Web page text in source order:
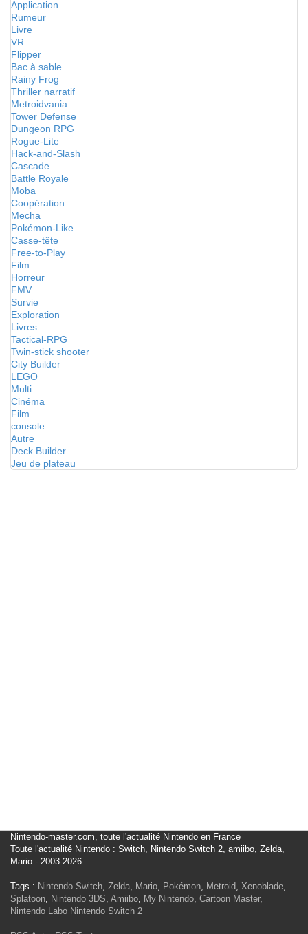
Application
Rumeur
Livre
VR
Flipper
Bac à sable
Rainy Frog
Thriller narratif
Metroidvania
Tower Defense
Dungeon RPG
Rogue-Lite
Hack-and-Slash
Cascade
Battle Royale
Moba
Coopération
Mecha
Pokémon-Like
Casse-tête
Free-to-Play
Film
Horreur
FMV
Survie
Exploration
Livres
Tactical-RPG
Twin-stick shooter
City Builder
LEGO
Multi
Cinéma
Film
console
Autre
Deck Builder
Jeu de plateau
Nintendo-master.com, toute l'actualité Nintendo en France
Toute l'actualité Nintendo : Switch, Nintendo Switch 2, amiibo, Zelda,
Mario - 2003-2026
Tags : Nintendo Switch, Zelda, Mario, Pokémon, Metroid, Xenoblade,
Splatoon, Nintendo 3DS, Amiibo, My Nintendo, Cartoon Master,
Nintendo Labo Nintendo Switch 2